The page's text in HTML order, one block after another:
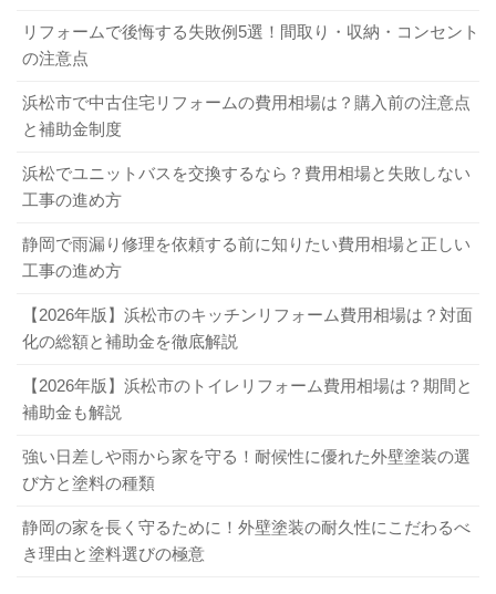
リフォームで後悔する失敗例5選！間取り・収納・コンセント
の注意点
浜松市で中古住宅リフォームの費用相場は？購入前の注意点
と補助金制度
浜松でユニットバスを交換するなら？費用相場と失敗しない
工事の進め方
静岡で雨漏り修理を依頼する前に知りたい費用相場と正しい
工事の進め方
【2026年版】浜松市のキッチンリフォーム費用相場は？対面
化の総額と補助金を徹底解説
【2026年版】浜松市のトイレリフォーム費用相場は？期間と
補助金も解説
強い日差しや雨から家を守る！耐候性に優れた外壁塗装の選
び方と塗料の種類
静岡の家を長く守るために！外壁塗装の耐久性にこだわるべ
き理由と塗料選びの極意